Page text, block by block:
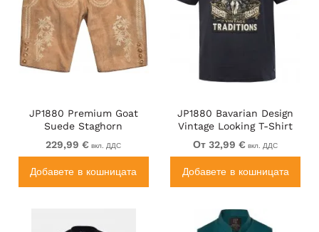
JP1880 Premium Goat
Suede Staghorn
Embroidery Shorts
Leather Brown
229,99 € вкл. ДДС
Добавете в кошницата
JP1880 Bavarian Design
Vintage Looking T-Shirt
Navy Blue
От 32,99 € вкл. ДДС
Добавете в кошницата